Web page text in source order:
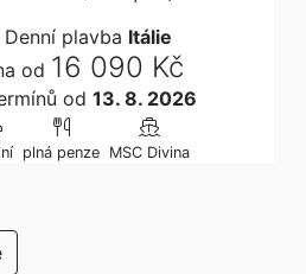
Denní plavba Itálie
od 16 090 Kč
od 13. 8. 2026
plná penze MSC Divina